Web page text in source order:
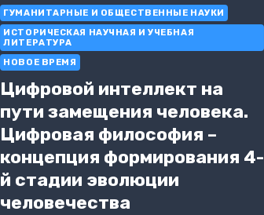
ГУМАНИТАРНЫЕ И ОБЩЕСТВЕННЫЕ НАУКИ
ИСТОРИЧЕСКАЯ НАУЧНАЯ И УЧЕБНАЯ
ЛИТЕРАТУРА
НОВОЕ ВРЕМЯ
Цифровой интеллект на
пути замещения человека.
Цифровая философия –
концепция формирования 4-
й стадии эволюции
человечества